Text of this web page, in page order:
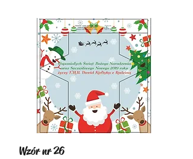
Wzór nr 26